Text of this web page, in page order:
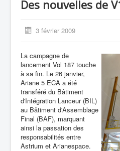
Europespace
Des nouvelles de
3 février 2009
La campagne de
lancement Vol 187 touche
à sa fin. Le 26 janvier,
Ariane 5 ECA a été
transféré du Bâtiment
d'Intégration Lanceur (BIL)
au Bâtiment d'Assemblage
Final (BAF), marquant
ainsi la passation des
responsabilités entre
Astrium et Arianespace.